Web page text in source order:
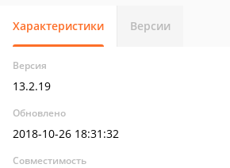
Характеристики Версии
Версия
13.2.19
Обновлено
2018-10-26 18:31:32
Совместимость